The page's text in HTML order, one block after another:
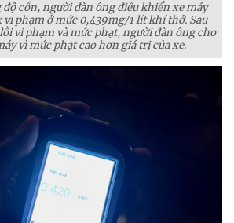
độ cồn, người đàn ông điều khiển xe máy
vi phạm ở mức 0,439mg/1 lít khí thở. Sau
vi phạm và mức phạt, người đàn ông cho
vì mức phạt cao hơn giá trị của xe.